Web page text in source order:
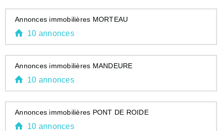
Annonces immobilières MORTEAU
10 annonces
Annonces immobilières MANDEURE
10 annonces
Annonces immobilières PONT DE ROIDE
10 annonces